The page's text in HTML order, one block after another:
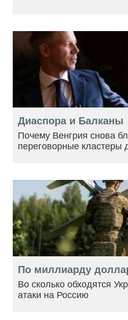
Диаспора и Балканы
Почему Венгрия снова
переговорные кластеры
По миллиарду
Во сколько обходятся
атаки на Россию